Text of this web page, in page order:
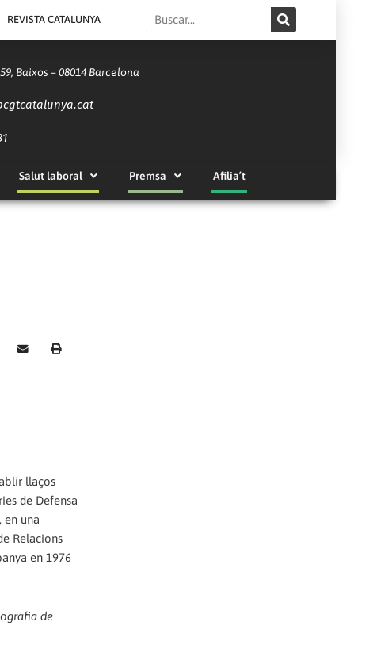
REVISTA CATALUNYA Search
Baixos – 08014 Barcelona
Salut laboral Premsa Afilia’t
llaços
de Defensa
en una
Relacions
en 1976
de